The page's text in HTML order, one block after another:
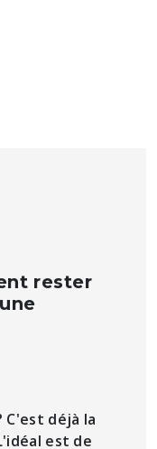
rester
C'est déjà la
est de